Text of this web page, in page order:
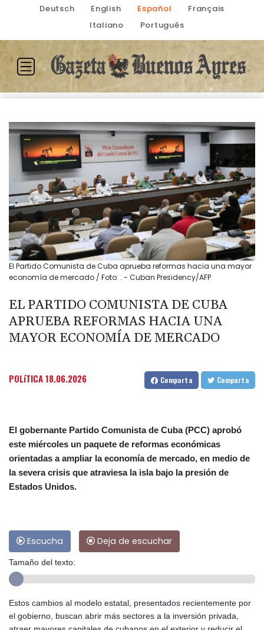
Deutsch English Español
Français
Italiano
Português
El Partido Comunista de Cuba aprueba reformas hacia una mayor
economía de mercado / Foto: . - Cuban Presidency/AFP
EL PARTIDO COMUNISTA DE CUBA
APRUEBA REFORMAS HACIA UNA
MAYOR ECONOMÍA DE MERCADO
POLíTICA18.06.2026 Comparta Comparta
El gobernante Partido Comunista de Cuba (PCC) aprobó
este miércoles un paquete de reformas económicas
orientadas a ampliar la economía de mercado, en medio de
la severa crisis que atraviesa la isla bajo la presión de
Estados Unidos.
Escucha Deja de escuchar
Tamaño del texto:
Estos cambios al modelo estatal, presentados recientemente por
el gobierno, buscan abrir más sectores a la inversión privada,